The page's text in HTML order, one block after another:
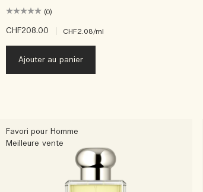
(0)
CHF208.00 CHF2.08/ml
Ajouter au panier
Favori pour Homme
Meilleure vente